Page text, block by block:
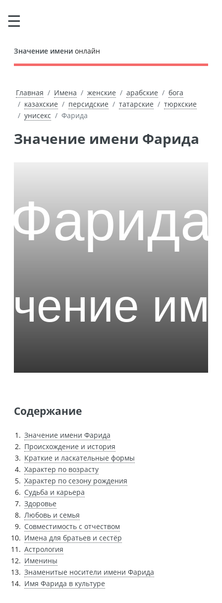
Значение имени онлайн
Главная Имена женские арабские
бога
казахские
персидские татарские
тюркские
унисекс
Фарида
Значение имени Фарида
Содержание
Значение имени Фарида
Происхождение и история
Краткие и ласкательные формы
Характер по возрасту
Характер по сезону рождения
Судьба и карьера
Здоровье
Любовь и семья
Совместимость с отчеством
Имена для братьев и сестёр
Астрология
Именины
Знаменитые носители имени Фарида
Имя Фарида в культуре